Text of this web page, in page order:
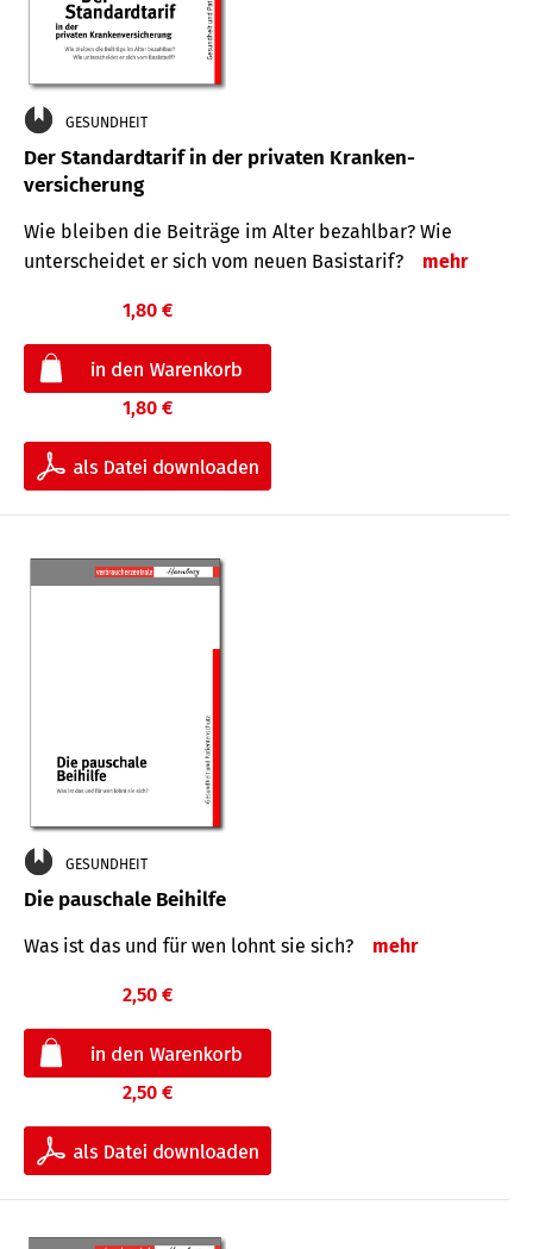
GESUNDHEIT
Der Standard­tarif in der privaten Kranken­
versicherung
Wie bleiben die Beiträge im Alter bezahlbar? Wie
unterscheidet er sich vom neuen Basistarif?
mehr
1,80 €
1,80 €
GESUNDHEIT
Die pauschale Beihilfe
Was ist das und für wen lohnt sie sich? mehr
2,50 €
2,50 €